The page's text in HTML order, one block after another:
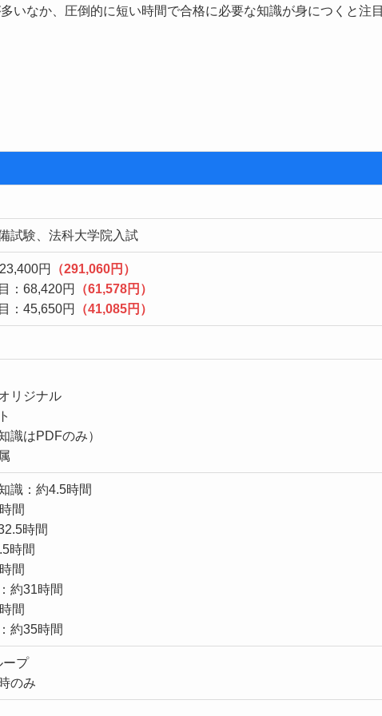
いなか、圧倒的に短い時間で合格に必要な知識が身につくと注
試験、法科大学院入試
円
（291,060円）
：68,420円
（61,578円）
：45,650円
（41,085円）
リジナル
識はPDFのみ）
識：約4.5時間
間
時間
時間
間
約31時間
間
約35時間
ープ
のみ